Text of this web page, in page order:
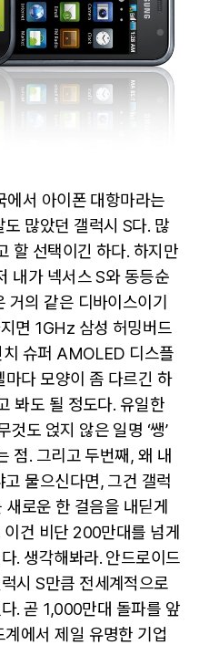
에서 아이폰 대항마라는
많았던 갤럭시 S다. 많
할 선택이긴 하다. 하지만
내가 넥서스 S와 동등순
의 같은 디바이스이기
면 1GHz 삼성 허밍버드
슈퍼 AMOLED 디스플
다 모양이 좀 다르긴 하
봐도 될 정도다. 유일한
도 얹지 않은 일명 ‘쌩’
점. 그리고 두번째, 왜 내
물으신다면, 그건 갤럭
로운 한 걸음을 내딛게
건 비단 200만대를 넘게
. 생각해봐라. 안드로이드
시 S만큼 전세계적으로
. 곧 1,000만대 돌파를 앞
에서 제일 유명한 기업